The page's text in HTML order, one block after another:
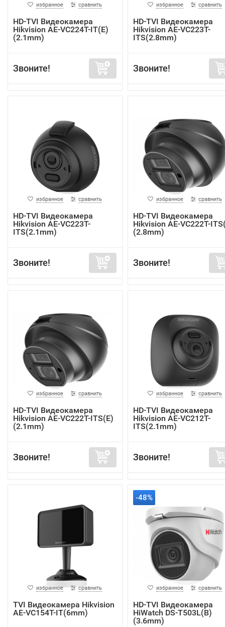
избранное сравнить
HD-TVI Видеокамера
Hikvision AE-VC224T-IT(E)
(2.1mm)
Звоните!
избранное сравнить
HD-TVI Видеокамера
Hikvision AE-VC223T-
ITS(2.8mm)
Звоните!
избранное сравнить
HD-TVI Видеокамера
Hikvision AE-VC223T-
ITS(2.1mm)
Звоните!
избранное сравнить
HD-TVI Видеокамера
Hikvision AE-VC222T-
(2.8mm)
Звоните!
избранное сравнить
HD-TVI Видеокамера
Hikvision AE-VC222T-ITS(E)
(2.1mm)
Звоните!
избранное сравнить
HD-TVI Видеокамера
Hikvision AE-VC212T-
ITS(2.1mm)
Звоните!
избранное сравнить
TVI Видеокамера Hikvision
AE-VC154T-IT(6mm)
-48%
избранное сравнить
HD-TVI Видеокамера
HiWatch DS-T503L(B)
(3.6mm)